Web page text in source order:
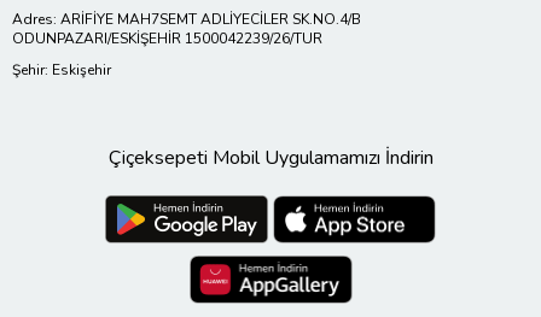
Adres: ARİFİYE MAH7SEMT ADLİYECİLER SK.NO.4/B
ODUNPAZARI/ESKİŞEHİR 1500042239/26/TUR
Şehir: Eskişehir
Çiçeksepeti Mobil Uygulamamızı İndirin